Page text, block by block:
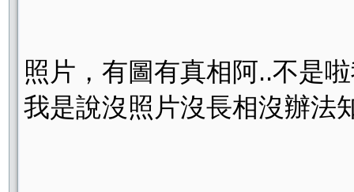
照片，有圖有真相阿..不是
我是說沒照片沒長相沒辦法